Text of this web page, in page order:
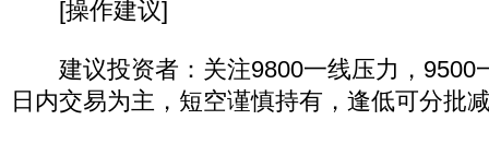
[操作建议]
建议投资者：关注9800一线压力，9500
日内交易为主，短空谨慎持有，逢低可分批